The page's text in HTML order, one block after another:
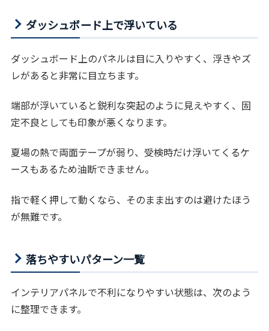
ダッシュボード上で浮いている
ダッシュボード上のパネルは目に入りやすく、浮きやズ
レがあると非常に目立ちます。
端部が浮いていると鋭利な突起のように見えやすく、固
定不良としても印象が悪くなります。
夏場の熱で両面テープが弱り、受検時だけ浮いてくるケ
ースもあるため油断できません。
指で軽く押して動くなら、そのまま出すのは避けたほう
が無難です。
落ちやすいパターン一覧
インテリアパネルで不利になりやすい状態は、次のよう
に整理できます。